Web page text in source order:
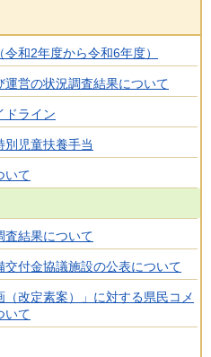
和2年度から令和6年度）
営の状況調査結果について
ドライン
別児童扶養手当
いて
査結果について
付金協議施設の公表について
（改定素案）」に対する県民コメ
いて